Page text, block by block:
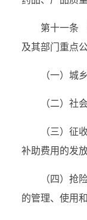
第十一条 设
及其部门重点
（一）城乡
（二）社会
（三）征收
补助费用的发
（四）抢险
的管理、使用